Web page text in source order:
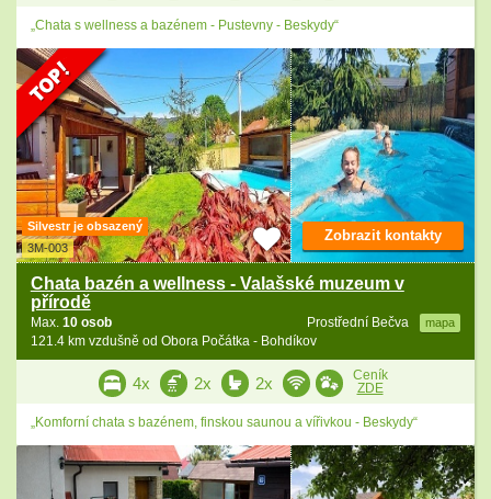
„Chata s wellness a bazénem - Pustevny - Beskydy“
Silvestr je obsazený
3M-003
Chata bazén a wellness - Valašské muzeum v
přírodě
Prostřední Bečva mapa
Max. 10 osob
121.4 km vzdušně od Obora Počátka - Bohdíkov
Zobrazit kontakty
4x 2x 2x
Ceník
ZDE
„Komforní chata s bazénem, finskou saunou a vířivkou - Beskydy“